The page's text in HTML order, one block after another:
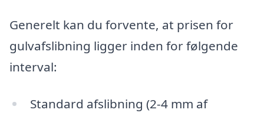
Generelt kan du forvente, at prisen for
gulvafslibning ligger inden for følgende
interval:
Standard afslibning (2-4 mm af